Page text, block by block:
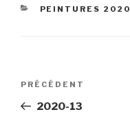
CATÉGORIES
PEINTURES 2020
Navigation
l’article
Article
précédent
PRÉCÉDENT
2020-13